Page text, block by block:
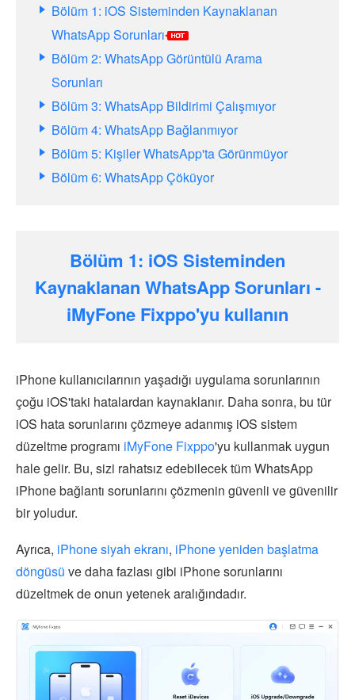
Bölüm 1: iOS Sisteminden Kaynaklanan
WhatsApp Sorunları
Bölüm 2: WhatsApp Görüntülü Arama
Sorunları
Bölüm 3: WhatsApp Bildirimi Çalışmıyor
Bölüm 4: WhatsApp Bağlanmıyor
Bölüm 5: Kişiler WhatsApp'ta Görünmüyor
Bölüm 6: WhatsApp Çöküyor
Bölüm 1: iOS Sisteminden
Kaynaklanan WhatsApp Sorunları -
iMyFone Fixppo'yu kullanın
iPhone kullanıcılarının yaşadığı uygulama sorunlarının
çoğu iOS'taki hatalardan kaynaklanır. Daha sonra, bu tür
iOS hata sorunlarını çözmeye adanmış iOS sistem
düzeltme programı iMyFone Fixppo'yu kullanmak uygun
hale gelir. Bu, sizi rahatsız edebilecek tüm WhatsApp
iPhone bağlantı sorunlarını çözmenin güvenli ve güvenilir
bir yoludur.
Ayrıca, iPhone siyah ekranı, iPhone yeniden başlatma
döngüsü ve daha fazlası gibi iPhone sorunlarını
düzeltmek de onun yetenek aralığındadır.